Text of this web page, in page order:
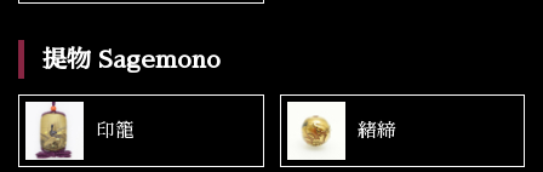
提物 Sagemono
印籠 緒締